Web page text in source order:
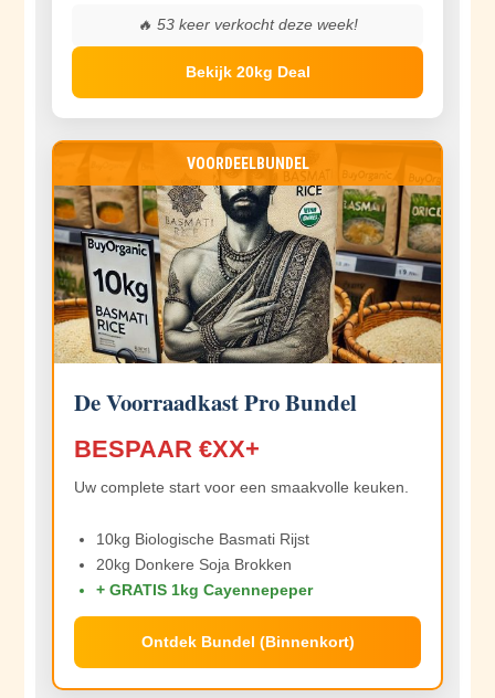
🔥 53 keer verkocht deze week!
Bekijk 20kg Deal
VOORDEELBUNDEL
De Voorraadkast Pro Bundel
BESPAAR €XX+
Uw complete start voor een smaakvolle keuken.
10kg Biologische Basmati Rijst
20kg Donkere Soja Brokken
+ GRATIS 1kg Cayennepeper
Ontdek Bundel (Binnenkort)